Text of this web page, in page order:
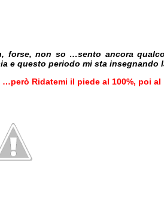
forse, non so …sento ancora
e questo periodo mi sta insegnando
…però Ridatemi il piede al 100%, poi al